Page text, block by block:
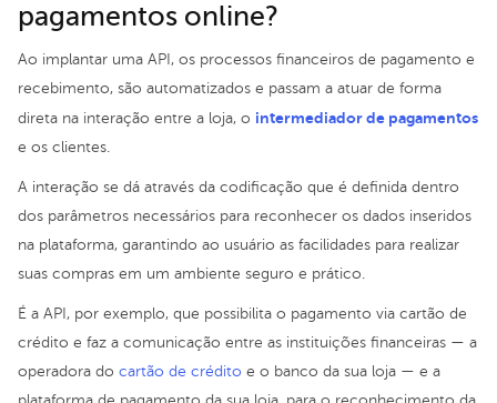
pagamentos online?
Ao implantar uma API, os processos financeiros de pagamento e
recebimento, são automatizados e passam a atuar de forma
direta na interação entre a loja, o intermediador de pagamentos
e os clientes.
A interação se dá através da codificação que é definida dentro
dos parâmetros necessários para reconhecer os dados inseridos
na plataforma, garantindo ao usuário as facilidades para realizar
suas compras em um ambiente seguro e prático.
É a API, por exemplo, que possibilita o pagamento via cartão de
crédito e faz a comunicação entre as instituições financeiras — a
operadora do cartão de crédito e o banco da sua loja — e a